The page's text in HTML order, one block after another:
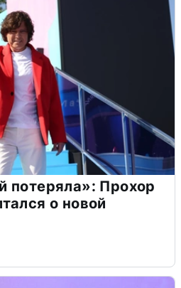
потеряла»: Прохор
о новой